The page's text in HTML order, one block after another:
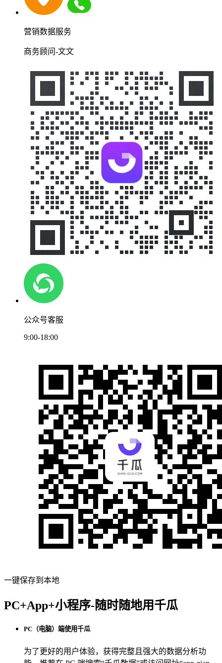
营销数据服务
商务顾问-文文
公众号客服
9:00-18:00
一键保存到本地
PC+App+小程序-随时随地用千瓜
PC（电脑）端使用千瓜
为了更好的用户体验，获得完整且强大的数据分析功